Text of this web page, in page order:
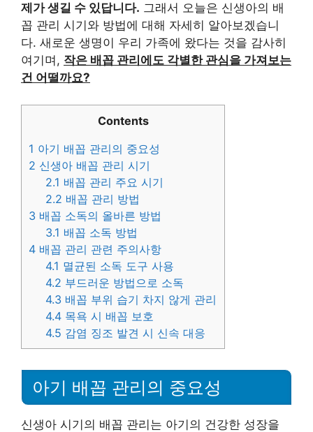
제가 생길 수 있답니다. 그래서 오늘은 신생아의 배
꼽 관리 시기와 방법에 대해 자세히 알아보겠습니
다. 새로운 생명이 우리 가족에 왔다는 것을 감사히
여기며, 작은 배꼽 관리에도 각별한 관심을 가져보는
건 어떨까요?
Contents
1 아기 배꼽 관리의 중요성
2 신생아 배꼽 관리 시기
2.1 배꼽 관리 주요 시기
2.2 배꼽 관리 방법
3 배꼽 소독의 올바른 방법
3.1 배꼽 소독 방법
4 배꼽 관리 관련 주의사항
4.1 멸균된 소독 도구 사용
4.2 부드러운 방법으로 소독
4.3 배꼽 부위 습기 차지 않게 관리
4.4 목욕 시 배꼽 보호
4.5 감염 징조 발견 시 신속 대응
아기 배꼽 관리의 중요성
신생아 시기의 배꼽 관리는 아기의 건강한 성장을